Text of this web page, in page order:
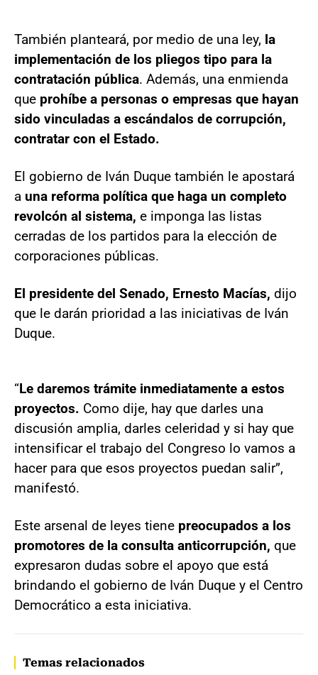
También planteará, por medio de una ley, la
implementación de los pliegos tipo para la
contratación pública. Además, una enmienda
que prohíbe a personas o empresas que hayan
sido vinculadas a escándalos de corrupción,
contratar con el Estado.
El gobierno de Iván Duque también le apostará
a una reforma política que haga un completo
revolcón al sistema, e imponga las listas
cerradas de los partidos para la elección de
corporaciones públicas.
El presidente del Senado, Ernesto Macías, dijo
que le darán prioridad a las iniciativas de Iván
Duque.
“Le daremos trámite inmediatamente a estos
proyectos. Como dije, hay que darles una
discusión amplia, darles celeridad y si hay que
intensificar el trabajo del Congreso lo vamos a
hacer para que esos proyectos puedan salir”,
manifestó.
Este arsenal de leyes tiene preocupados a los
promotores de la consulta anticorrupción, que
expresaron dudas sobre el apoyo que está
brindando el gobierno de Iván Duque y el Centro
Democrático a esta iniciativa.
Temas relacionados